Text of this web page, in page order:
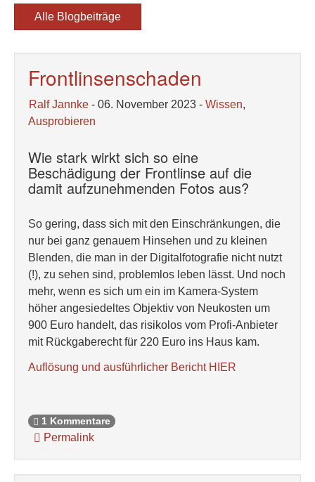
Alle Blogbeiträge
Frontlinsenschaden
Ralf Jannke - 06. November 2023 - Wissen,
Ausprobieren
Wie stark wirkt sich so eine
Beschädigung der Frontlinse auf die
damit aufzunehmenden Fotos aus?
So gering, dass sich mit den Einschränkungen, die
nur bei ganz genauem Hinsehen und zu kleinen
Blenden, die man in der Digitalfotografie nicht nutzt
(!), zu sehen sind, problemlos leben lässt. Und noch
mehr, wenn es sich um ein im Kamera-System
höher angesiedeltes Objektiv von Neukosten um
900 Euro handelt, das risikolos vom Profi-Anbieter
mit Rückgaberecht für 220 Euro ins Haus kam.
Auflösung und ausführlicher Bericht HIER
1 Kommentare
Permalink